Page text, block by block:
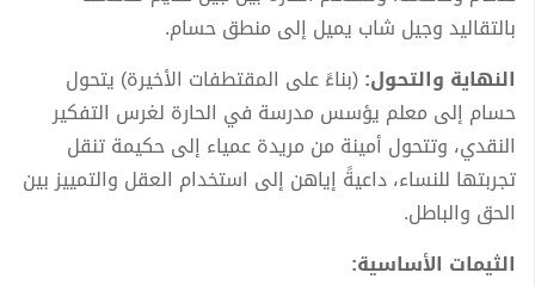
بالتقاليد وجيل شاب يميل إلى منطق حسام.
النهاية والتحول:(بناءً على المقتطفات الأخيرة) يتحول
حسام إلى معلم يؤسس مدرسة في الحارة لغرس التفكير
النقدي، وتتحول أمينة من مريدة عمياء إلى حكيمة تنقل
تجربتها للنساء، داعيةً إياهن إلى استخدام العقل والتمييز بين
الحق والباطل.
الثيمات الأساسية: